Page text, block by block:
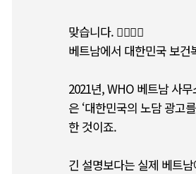
맞습니다. 🙆‍♀️🙆‍♂️
베트남에서 대한민국 보
2021년, WHO 베트남 사
은 ‘대한민국의 노담 광고
한 것이죠.
긴 설명보다는 실제 베트